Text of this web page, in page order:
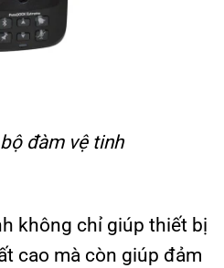
đàm vệ tinh
không chỉ giúp thiết bị
cao mà còn giúp đảm